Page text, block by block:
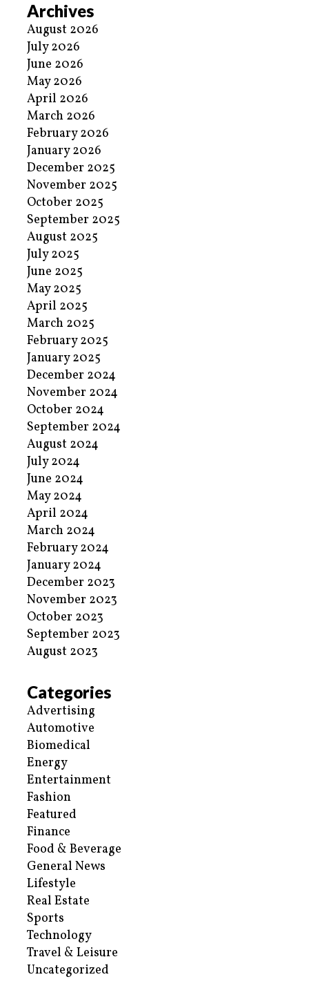
Archives
August 2026
July 2026
June 2026
May 2026
April 2026
March 2026
February 2026
January 2026
December 2025
November 2025
October 2025
September 2025
August 2025
July 2025
June 2025
May 2025
April 2025
March 2025
February 2025
January 2025
December 2024
November 2024
October 2024
September 2024
August 2024
July 2024
June 2024
May 2024
April 2024
March 2024
February 2024
January 2024
December 2023
November 2023
October 2023
September 2023
August 2023
Categories
Advertising
Automotive
Biomedical
Energy
Entertainment
Fashion
Featured
Finance
Food & Beverage
General News
Lifestyle
Real Estate
Sports
Technology
Travel & Leisure
Uncategorized